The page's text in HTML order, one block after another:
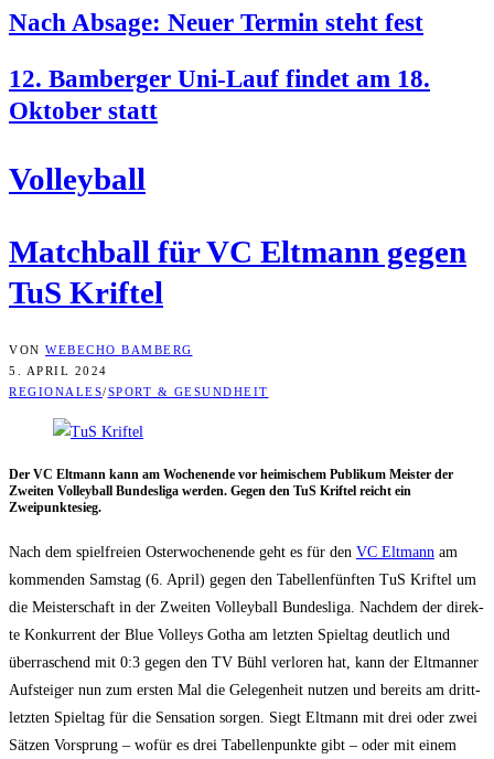
Nach Absa­ge: Neu­er Ter­min steht fest
12. Bam­ber­ger Uni-Lauf fin­det am 18.
Okto­ber statt
Vol­ley­ball
Match­ball für VC Elt­mann gegen
TuS Kriftel
VON WEBECHO BAMBERG
5. APRIL 2024
REGIONALES/SPORT & GESUNDHEIT
Der VC Elt­mann kann am Wochen­en­de vor hei­mi­schem Publi­kum Meis­ter der
Zwei­ten Vol­ley­ball Bun­des­li­ga wer­den. Gegen den TuS Krif­tel reicht ein
Zweipunktesieg.
Nach dem spiel­frei­en Oster­wo­chen­en­de geht es für den VC Elt­mann am
kom­men­den Sams­tag (6. April) gegen den Tabel­len­fünf­ten TuS Krif­tel um
die Meis­ter­schaft in der Zwei­ten Vol­ley­ball Bun­des­li­ga. Nach­dem der direk­
te Kon­kur­rent der Blue Vol­leys Gotha am letz­ten Spiel­tag deut­lich und
über­ra­schend mit 0:3 gegen den TV Bühl ver­lo­ren hat, kann der Elt­man­ner
Auf­stei­ger nun zum ers­ten Mal die Gele­gen­heit nut­zen und bereits am dritt­
letz­ten Spiel­tag für die Sen­sa­ti­on sor­gen. Siegt Elt­mann mit drei oder zwei
Sät­zen Vor­sprung – wofür es drei Tabel­len­punk­te gibt – oder mit einem